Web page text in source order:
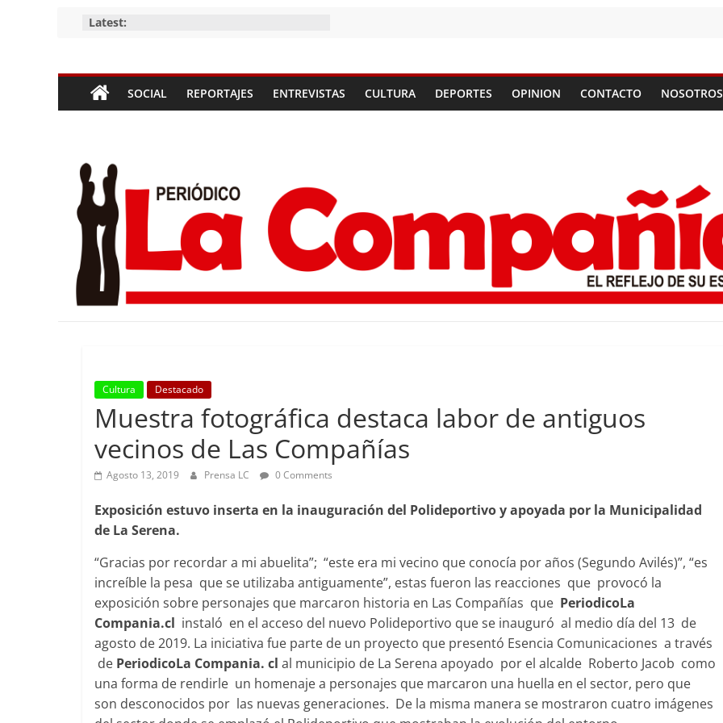
Latest:
Periódico
La
Compañía
Periódico
las
Compañías
SOCIAL REPORTAJES ENTREVISTAS CULTURA DEPORTES OPINION CONTACTO NOSOTROS
Cultura Destacado
Muestra fotográfica destaca labor de antiguos
vecinos de Las Compañías
Agosto 13, 2019 Prensa LC 0 Comments
Exposición estuvo inserta en la inauguración del Polideportivo y apoyada por la Municipalidad
de La Serena.
“Gracias por recordar a mi abuelita”; “este era mi vecino que conocía por años (Segundo Avilés)”, “es
increíble la pesa que se utilizaba antiguamente”, estas fueron las reacciones que provocó la
exposición sobre personajes que marcaron historia en Las Compañías que PeriodicoLa
Compania.cl instaló en el acceso del nuevo Polideportivo que se inauguró al medio día del 13 de
agosto de 2019. La iniciativa fue parte de un proyecto que presentó Esencia Comunicaciones a través
de PeriodicoLa Compania. cl al municipio de La Serena apoyado por el alcalde Roberto Jacob como
una forma de rendirle un homenaje a personajes que marcaron una huella en el sector, pero que
son desconocidos por las nuevas generaciones. De la misma manera se mostraron cuatro imágenes
Destacado Foco Vecinal
Municipio realiza
en microbasural
Junio 14, 2020 Prensa LC 0